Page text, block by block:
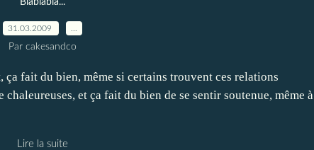
Blablabla...
31.03.2009
Par cakesandco
ça fait du bien, même si certains trouvent ces relations
et ça fait du bien de se sentir soutenue, même à
Lire la suite